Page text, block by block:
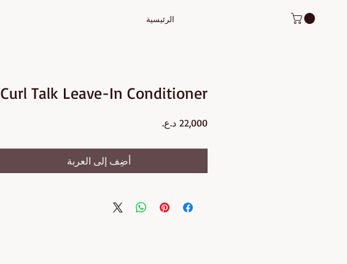
الرئيسية
Curl Talk Leave-In Conditioner
أضِف إلى العربة